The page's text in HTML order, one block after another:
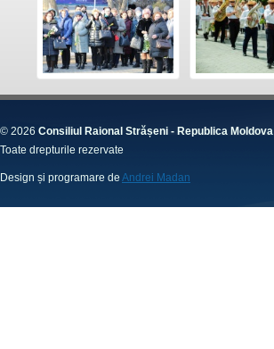
© 2026 Consiliul Raional Strășeni - Republica Moldova
Toate drepturile rezervate
Design și programare de Andrei Madan